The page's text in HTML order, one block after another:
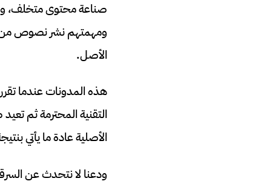
صناعة محتوى متخلف،
ومهمتهم نشر نصوص من
الأصل.
هذه المدونات عندما
التقنية المحترمة ثم
الأصلية عادة ما يأتي
ودعنا لا نتحدث عن